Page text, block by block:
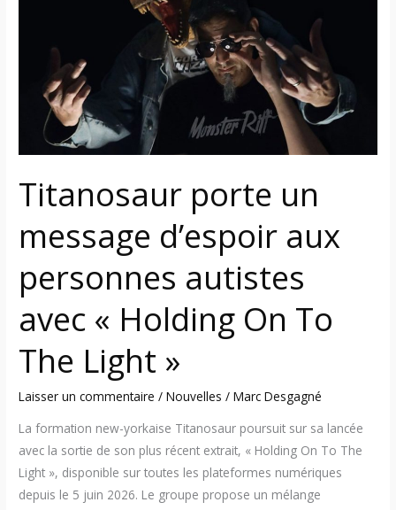
Titanosaur porte un
message d’espoir aux
personnes autistes
avec « Holding On To
The Light »
Laisser un commentaire /Nouvelles /Marc Desgagné
La formation new-yorkaise Titanosaur poursuit sur sa lancée
avec la sortie de son plus récent extrait, « Holding On To The
Light », disponible sur toutes les plateformes numériques
depuis le 5 juin 2026. Le groupe propose un mélange
personnes
autistes
On
To
The
Light
»